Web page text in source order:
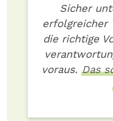
Sicher
erfolgreicher
die richtige
voraus. Das